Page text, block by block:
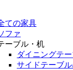
ての家具
ファ
ーブル・机
ダイニングテ
サイドテーブ